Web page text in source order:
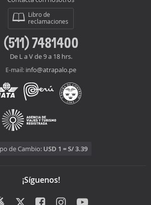
Libro de
reclamaciones
(511) 7481400
De L a V de 9 a 18 hrs.
E-mail: info@atrapalo.pe
de Cambio: USD 1 = S/ 3.39
¡Síguenos!